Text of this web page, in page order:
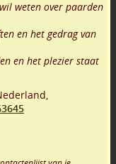
weten over paarden
en het gedrag van
en het plezier staat